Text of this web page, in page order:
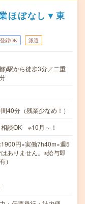
ほぼなし▼東
録OK 派遣
)駅から徒歩3分／二重
40分（残業少なめ！）
談OK ※10月～！
円×実働7h40m×週5
ありません。※給与即
）